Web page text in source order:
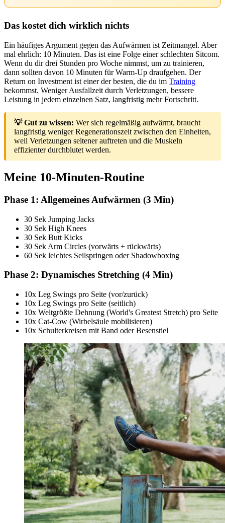
Das kostet dich wirklich nichts
Ein häufiges Argument gegen das Aufwärmen ist Zeitmangel. Aber
mal ehrlich: 10 Minuten. Das ist eine Folge einer schlechten Sitcom.
Wenn du dir drei Stunden pro Woche nimmst, um zu trainieren,
dann sollten davon 10 Minuten für Warm-Up draufgehen. Der
Return on Investment ist einer der besten, die du im Training
bekommst. Weniger Ausfallzeit durch Verletzungen, bessere
Leistung in jedem einzelnen Satz, langfristig mehr Fortschritt.
💡 Gut zu wissen: Wer sich regelmäßig aufwärmt, braucht
langfristig weniger Regenerationszeit zwischen den Einheiten,
weil Verletzungen seltener auftreten und die Muskeln
effizienter durchblutet werden.
Meine 10-Minuten-Routine
Phase 1: Allgemeines Aufwärmen (3 Min)
30 Sek Jumping Jacks
30 Sek High Knees
30 Sek Butt Kicks
30 Sek Arm Circles (vorwärts + rückwärts)
60 Sek leichtes Seilspringen oder Shadowboxing
Phase 2: Dynamisches Stretching (4 Min)
10x Leg Swings pro Seite (vor/zurück)
10x Leg Swings pro Seite (seitlich)
10x Weltgrößte Dehnung (World's Greatest Stretch) pro Seite
10x Cat-Cow (Wirbelsäule mobilisieren)
10x Schulterkreisen mit Band oder Besenstiel